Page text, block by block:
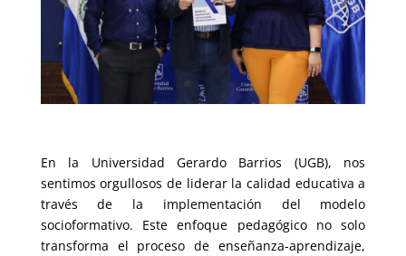
En la Universidad Gerardo Barrios (UGB), nos
sentimos orgullosos de liderar la calidad educativa a
través de la implementación del modelo
socioformativo. Este enfoque pedagógico no solo
transforma el proceso de enseñanza-aprendizaje,